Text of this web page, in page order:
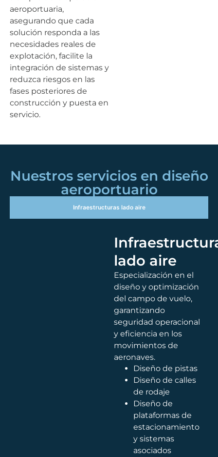
aeroportuaria,
asegurando que cada
solución responda a las
necesidades reales de
explotación, facilite la
integración de sistemas y
reduzca riesgos en las
fases posteriores de
construcción y puesta en
servicio.
Nuestros servicios en diseño
aeroportuario
Infraestructuras lado aire
lado aire
Especialización en el
diseño y optimización
del campo de vuelo,
garantizando
seguridad operacional
y eficiencia en los
movimientos de
aeronaves.
Diseño de pistas
Diseño de calles
de rodaje
Diseño de
plataformas de
estacionamiento
y sistemas
asociados